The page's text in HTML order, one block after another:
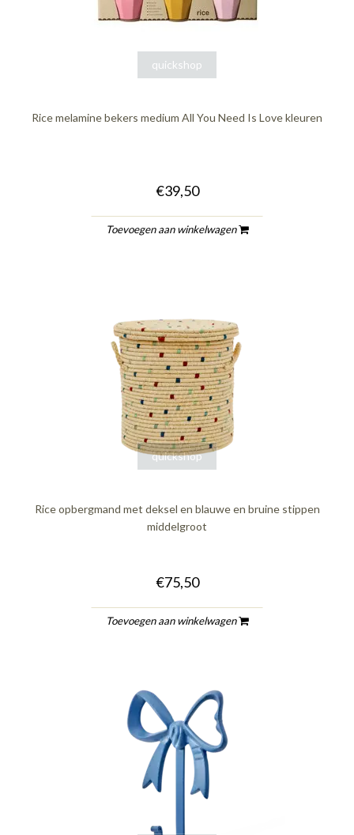
quickshop
Rice melamine bekers medium All You Need Is Love kleuren
€39,50
Toevoegen aan winkelwagen
quickshop
Rice opbergmand met deksel en blauwe en bruine stippen
middelgroot
€75,50
Toevoegen aan winkelwagen